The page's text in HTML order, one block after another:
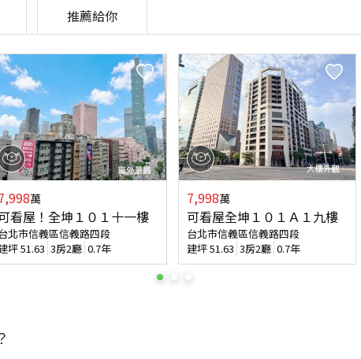
推薦給你
萬
看屋！全坤１０１十一樓
北市信義區信義路四段
坪51.63 3房2廳 0.7年
7,998萬
可看屋全坤１０１Ａ１九樓
台北市信義區信義路四段
建坪51.63 3房2廳 0.7年